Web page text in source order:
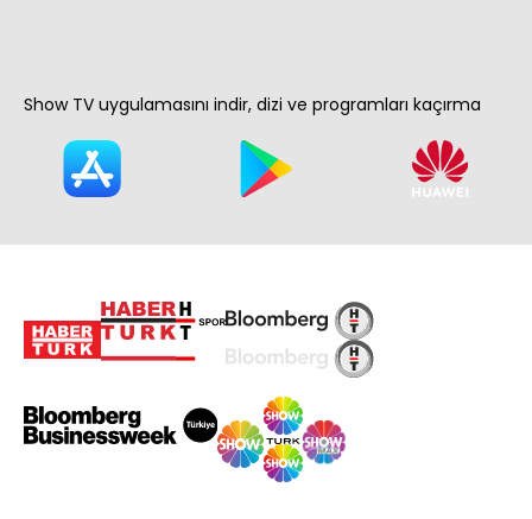
Show TV uygulamasını indir, dizi ve programları kaçırma